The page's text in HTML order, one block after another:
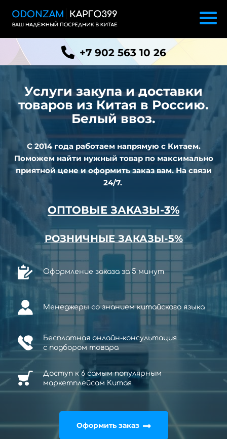
+7 902 563 10 26
Услуги закупа и доставки
товаров из Китая в Россию.
Белый ввоз.
С 2014 года работаем напрямую с Китаем.
Поможем найти нужный товар по максимально
приятной цене и оформить заказ вам. На связи
24/7.
ОПТОВЫЕ ЗАКАЗЫ-3%
РОЗНИЧНЫЕ ЗАКАЗЫ-5%
Оформление заказа за 5 минут
Менеджеры со знанием китайского языка
Бесплатная онлайн-консультация
с подбором товара
Доступ к 6 самым популярным
маркетплейсам Китая
Оформить заказ